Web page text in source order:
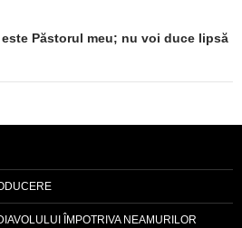
Păstorul meu; nu voi duce lipsă
ÎMPOTRIVA NEAMURILOR